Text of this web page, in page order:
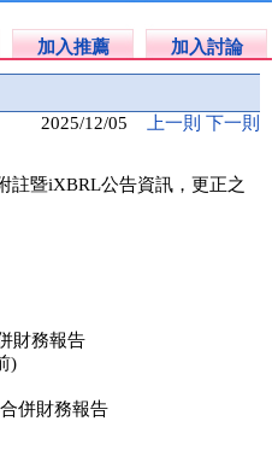
加入推薦 加入討論
2025/12/05 上一則 下一則
註暨iXBRL公告資訊，更正之
財務報告
)
併財務報告